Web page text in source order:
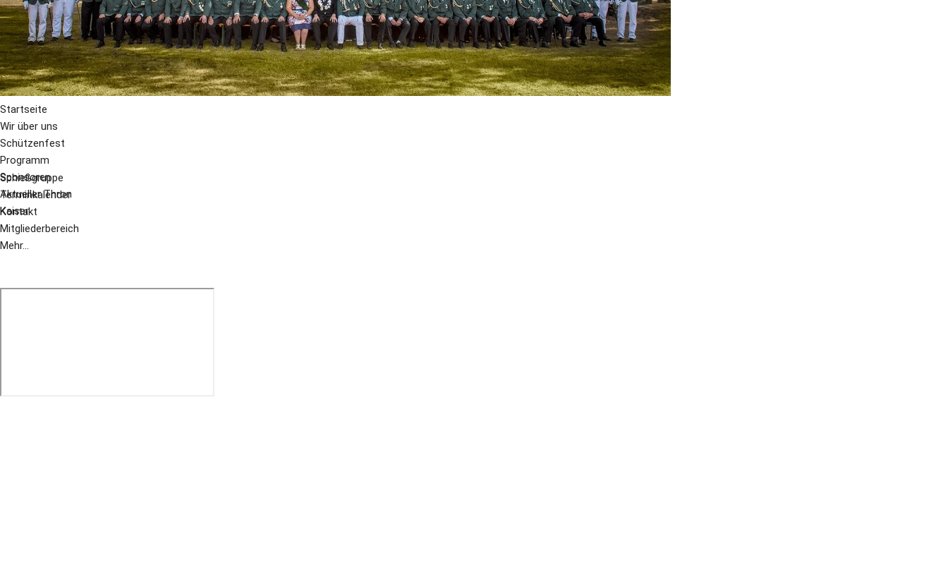
Startseite
Wir über uns
Schützenfest
Programm
Sponsoren
Aktueller Thron
Kaiser
Schießgruppe
Terminkalender
Kontakt
Mitgliederbereich
Mehr...